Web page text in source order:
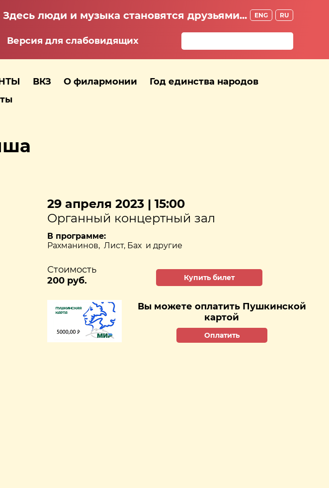
Здесь люди и музыка становятся друзьями... ENG RU
Версия для слабовидящих
ВКЗ О филармонии
Год единства народов
29 апреля 2023 | 15:00
Органный концертный зал
В программе:
Рахманинов, Лист, Бах и другие
Стоимость
200 руб.
Купить билет
Вы можете оплатить Пушкинской
картой
Оплатить